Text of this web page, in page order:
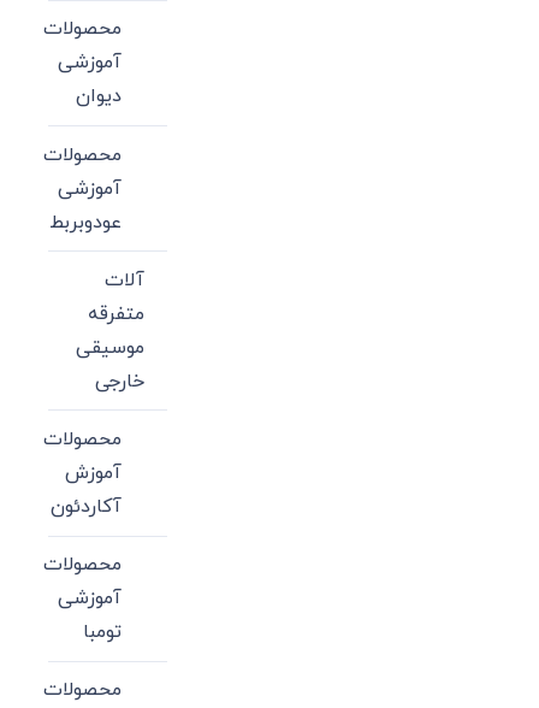
محصولات
آموزشی
دیوان
محصولات
آموزشی
عودوبربط
آلات
متفرقه
موسیقی
خارجی
محصولات
آموزش
آکاردئون
محصولات
آموزشی
تومبا
محصولات